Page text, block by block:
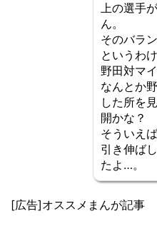
上の選手
ん。
そのバラ
というわけ
野田対マイ
なんとか
した所を
開かな？
そういえ
引き伸ば
たよ…。
[広告]オススメまんが記事